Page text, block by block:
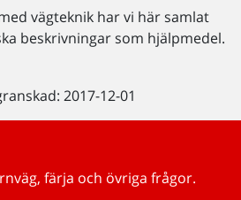
vägteknik har vi här samlat
beskrivningar som hjälpmedel.
2017-12-01
färja och övriga frågor.